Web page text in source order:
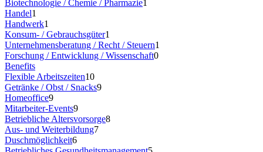
Biotechnologie / Chemie / Pharmazie1
Handel1
Handwerk1
Konsum- / Gebrauchsgüter1
Unternehmensberatung / Recht / Steuern1
Forschung / Entwicklung / Wissenschaft0
Benefits
Flexible Arbeitszeiten10
Getränke / Obst / Snacks9
Homeoffice9
Mitarbeiter-Events9
Betriebliche Altersvorsorge8
Aus- und Weiterbildung7
Duschmöglichkeit6